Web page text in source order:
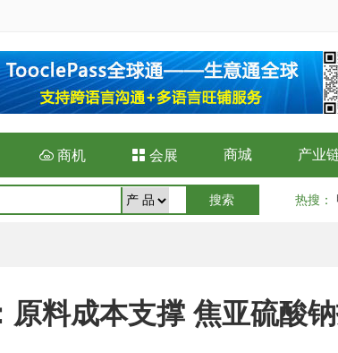
 商机  会展 商城 产业
热搜 ：
料成本支撑 焦亚硫酸